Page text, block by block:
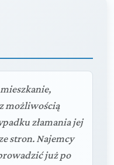
możliwością
złamania jej
stron. Najemcy
już po